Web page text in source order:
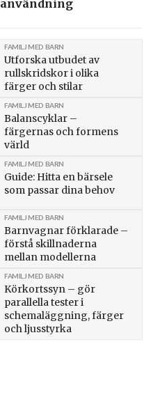
användning
Utforska utbudet av
rullskridskor i olika
färger och stilar
FAMILJ MED BARN
Balanscyklar –
färgernas och formens
värld
FAMILJ MED BARN
Guide: Hitta en bärsele
som passar dina behov
FAMILJ MED BARN
Barnvagnar förklarade –
förstå skillnaderna
mellan modellerna
FAMILJ MED BARN
Körkortssyn – gör
parallella tester i
schemaläggning, färger
och ljusstyrka
FAMILJ MED BARN